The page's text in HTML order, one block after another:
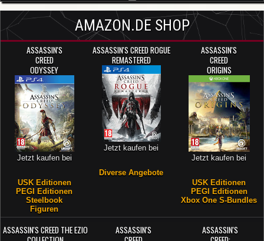
AMAZON.DE SHOP
ASSASSIN'S
CREED
ODYSSEY
Jetzt kaufen bei
USK Editionen
PEGI Editionen
Steelbook
Figuren
ASSASSIN'S CREED ROGUE
REMASTERED
Jetzt kaufen bei
Diverse Angebote
ASSASSIN'S
CREED
ORIGINS
Jetzt kaufen bei
USK Editionen
PEGI Editionen
Xbox One S-Bundles
ASSASSIN'S CREED THE EZIO
ASSASSIN'S
ASSASSIN'S